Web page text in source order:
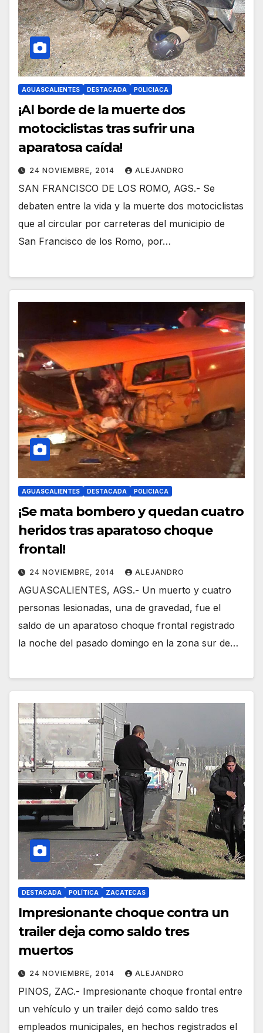
AGUASCALIENTES DESTACADA POLICIACA
¡Al borde de la muerte dos
motociclistas tras sufrir una
aparatosa caída!
24 NOVIEMBRE, 2014 ALEJANDRO
SAN FRANCISCO DE LOS ROMO, AGS.- Se
debaten entre la vida y la muerte dos motociclistas
que al circular por carreteras del municipio de
San Francisco de los Romo, por…
AGUASCALIENTES DESTACADA POLICIACA
¡Se mata bombero y quedan cuatro
heridos tras aparatoso choque
frontal!
24 NOVIEMBRE, 2014 ALEJANDRO
AGUASCALIENTES, AGS.- Un muerto y cuatro
personas lesionadas, una de gravedad, fue el
saldo de un aparatoso choque frontal registrado
la noche del pasado domingo en la zona sur de…
DESTACADA POLÍTICA ZACATECAS
Impresionante choque contra un
trailer deja como saldo tres
muertos
24 NOVIEMBRE, 2014 ALEJANDRO
PINOS, ZAC.- Impresionante choque frontal entre
un vehículo y un trailer dejó como saldo tres
empleados municipales, en hechos registrados el